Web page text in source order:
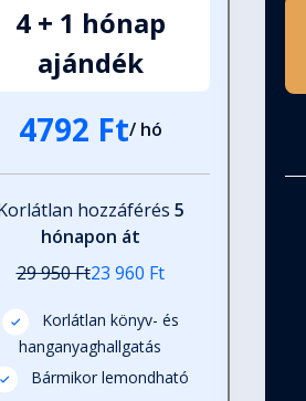
4 + 1 hónap
ajándék
4792 Ft/ hó
hozzáférés 5
hónapon át
29 950 Ft23 960 Ft
Korlátlan könyv- és
hanganyaghallgatás
Bármikor lemondható